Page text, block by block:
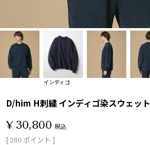
インディゴ
D/him H刺繍 インディゴ染スウェット
¥ 30,800 税込
[ 280 ポイント ]